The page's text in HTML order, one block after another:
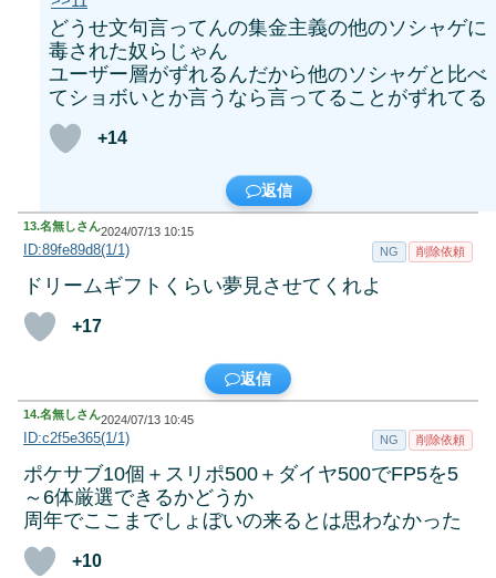
どうせ文句言ってんの集金主義の他のソシャゲに
毒された奴らじゃん
ユーザー層がずれるんだから他のソシャゲと比べ
てショボいとか言うなら言ってることがずれてる
+14
返信
13.名無しさん2024/07/13 10:15
ID:89fe89d8(1/1) NG 削除依頼
ドリームギフトくらい夢見させてくれよ
+17
返信
14.名無しさん2024/07/13 10:45
ID:c2f5e365(1/1) NG 削除依頼
ポケサブ10個＋スリポ500＋ダイヤ500でFP5を5
～6体厳選できるかどうか
周年でここまでしょぼいの来るとは思わなかった
+10